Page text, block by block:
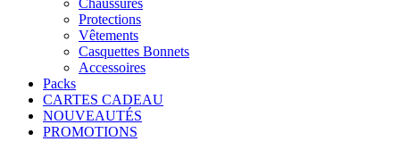
Chaussures
Protections
Vêtements
Casquettes Bonnets
Accessoires
Packs
CARTES CADEAU
NOUVEAUTÉS
PROMOTIONS